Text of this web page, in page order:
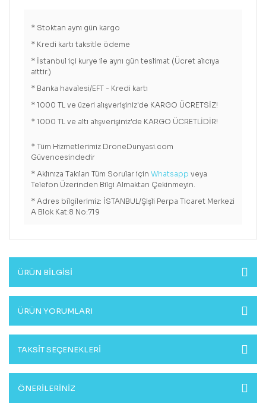
* Stoktan aynı gün kargo
* Kredi kartı taksitle ödeme
* İstanbul içi kurye ile aynı gün teslimat (Ücret alıcıya
aittir.)
* Banka havalesi/EFT - Kredi kartı
* 1000 TL ve üzeri alışverişiniz'de KARGO ÜCRETSİZ!
* 1000 TL ve altı alışverişiniz'de KARGO ÜCRETLİDİR!
* Tüm Hizmetlerimiz DroneDunyasi.com
Güvencesindedir
* Aklınıza Takılan Tüm Sorular için Whatsapp veya
Telefon Üzerinden Bilgi Almaktan Çekinmeyin.
* Adres bilgilerimiz: İSTANBUL/Şişli Perpa Ticaret Merkezi
A Blok Kat:8 No:719
ÜRÜN BİLGİSİ
ÜRÜN YORUMLARI
TAKSİT SEÇENEKLERİ
ÖNERİLERİNİZ